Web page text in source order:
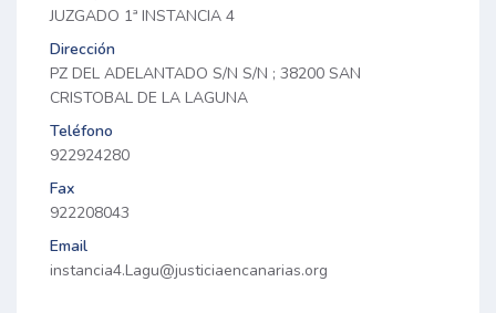
JUZGADO 1ª INSTANCIA 4
Dirección
PZ DEL ADELANTADO S/N S/N ; 38200 SAN
CRISTOBAL DE LA LAGUNA
Teléfono
922924280
Fax
922208043
Email
instancia4.Lagu@justiciaencanarias.org